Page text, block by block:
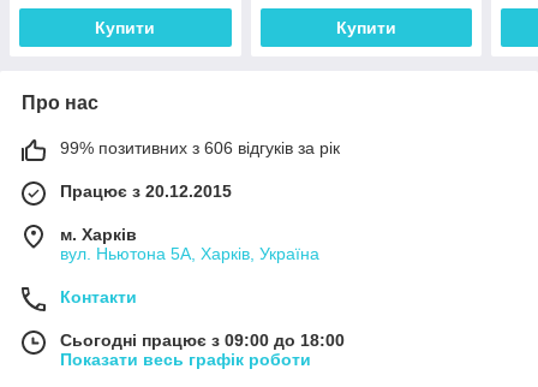
Купити Купити
Про нас
99% позитивних з 606 відгуків за рік
Працює з 20.12.2015
м. Харків
вул. Ньютона 5А, Харків, Україна
Контакти
Сьогодні працює з 09:00 до 18:00
Показати весь графік роботи